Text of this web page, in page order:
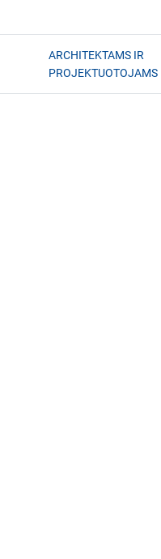
ARCHITEKTAMS IR
PROJEKTUOTOJAMS